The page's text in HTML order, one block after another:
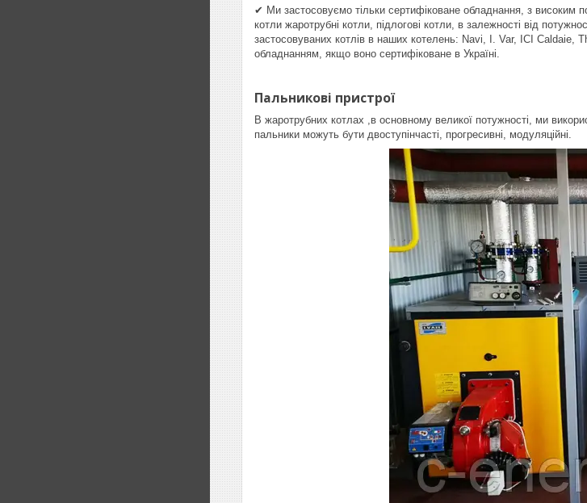
✔ Ми застосовуємо тільки сертифіковане обладнання, з високим
котли жаротрубні котли, підлогові котли, в залежності від
застосовуваних котлів в наших котелень: Navi, I. Var, ICI Caldaie,
обладнанням, якщо воно сертифіковане в Україні.
Пальникові пристрої
В жаротрубних котлах ,в основному великої потужності, ми
пальники можуть бути двоступінчасті, прогресивні, модуляційні.